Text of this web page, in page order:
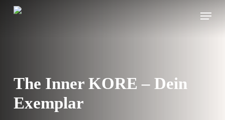
Skip
Menu
The Inner KORE – Dein
Exemplar